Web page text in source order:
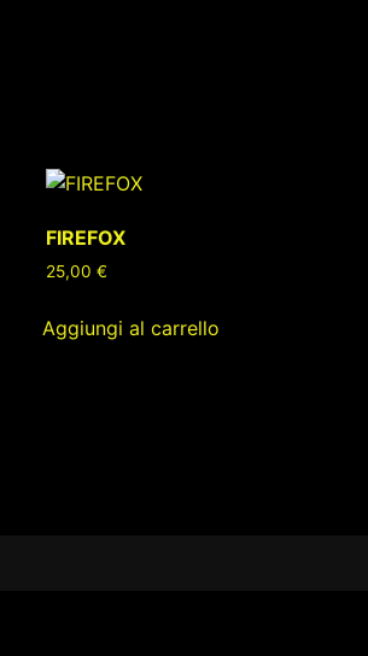
FIREFOX
25,00€
Aggiungi al carrello